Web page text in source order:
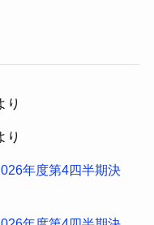
り
り
年度第4四半期決